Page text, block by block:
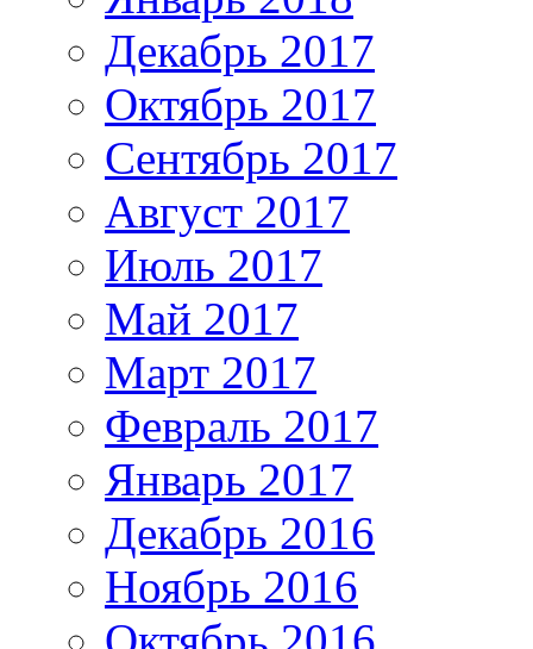
Декабрь 2017
Октябрь 2017
Сентябрь 2017
Август 2017
Июль 2017
Май 2017
Март 2017
Февраль 2017
Январь 2017
Декабрь 2016
Ноябрь 2016